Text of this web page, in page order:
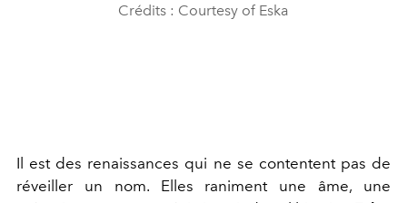
Crédits : Courtesy of Eska
Il est des renaissances qui ne se contentent pas de
réveiller un nom. Elles raniment une âme, une